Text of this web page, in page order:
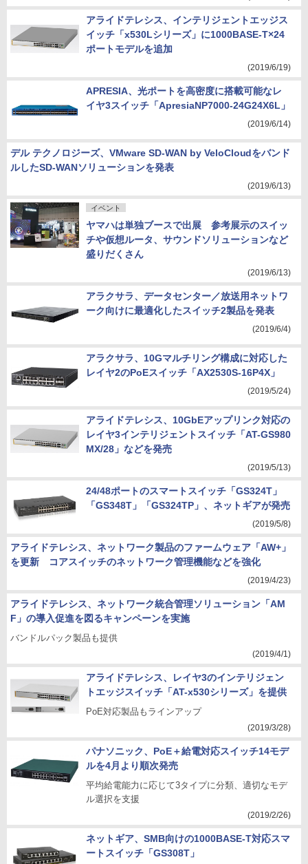
アライドテレシス、インテリジェントエッジス
イッチ「x530Lシリーズ」に1000BASE-T×24
ポートモデルを追加
(2019/6/19)
APRESIA、光ポートを高密度に搭載可能なレ
イヤ3スイッチ「ApresiaNP7000-24G24X6L」
(2019/6/14)
デル テクノロジーズ、VMware SD-WAN by VeloCloudをバンド
ルしたSD-WANソリューションを発表
(2019/6/13)
イベント
ヤマハは単独ブースで出展 参考展示のスイッ
チや仮想ルータ、サウンドソリューションなど
盛りだくさん
(2019/6/13)
アラクサラ、データセンター／放送用ネットワ
ーク向けに最適化したスイッチ2製品を発表
(2019/6/4)
アラクサラ、10Gマルチリング構成に対応した
レイヤ2のPoEスイッチ「AX2530S-16P4X」
(2019/5/24)
アライドテレシス、10GbEアップリンク対応の
レイヤ3インテリジェントスイッチ「AT-GS980
MX/28」などを発売
(2019/5/13)
24/48ポートのスマートスイッチ「GS324T」
「GS348T」「GS324TP」、ネットギアが発売
(2019/5/8)
アライドテレシス、ネットワーク製品のファームウェア「AW+」
を更新 コアスイッチのネットワーク管理機能などを強化
(2019/4/23)
アライドテレシス、ネットワーク統合管理ソリューション「AM
F」の導入促進を図るキャンペーンを実施
バンドルパック製品も提供
(2019/4/1)
アライドテレシス、レイヤ3のインテリジェン
トエッジスイッチ「AT-x530シリーズ」を提供
PoE対応製品もラインアップ
(2019/3/28)
パナソニック、PoE＋給電対応スイッチ14モデ
ルを4月より順次発売
平均給電能力に応じて3タイプに分類、適切なモデ
ル選択を支援
(2019/2/26)
ネットギア、SMB向けの1000BASE-T対応スマ
ートスイッチ「GS308T」